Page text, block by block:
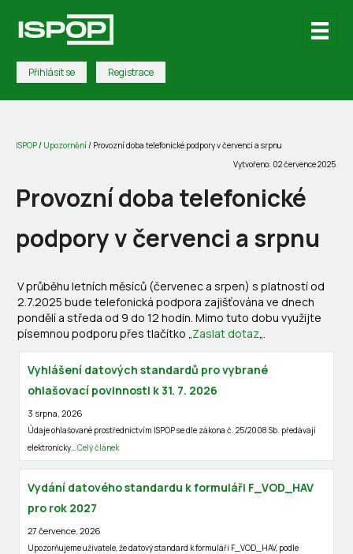
Přihlásit se Registrace
ISPOP/ Upozornění/ Provozní doba telefonické podpory v červenci a srpnu
Vytvořeno: 02 července 2025
Provozní doba telefonické
podpory v červenci a srpnu
V průběhu letních měsíců (červenec a srpen) s platností od
2.7.2025 bude telefonická podpora zajišťována ve dnech
pondělí a středa od 9 do 12 hodin. Mimo tuto dobu využijte
písemnou podporu přes tlačítko „Zaslat dotaz„.
Vyhlášení datových standardů pro vybrané
ohlašovací povinnosti k 31. 7. 2026
3 srpna, 2026
Údaje ohlašované prostřednictvím ISPOP se dle zákona č. 25/2008 Sb. předávají
elektronicky…Celý článek
Vydání datového standardu k formuláři F_VOD_HAV
pro rok 2027
27 července, 2026
Upozorňujeme uživatele, že datový standard k formuláři F_VOD_HAV, podle